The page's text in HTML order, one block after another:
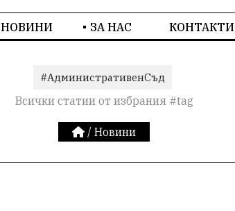
НОВИНИ ЗА НАС КОНТАКТИ
#АдминистративенСъд
Всички статии от избрания #tag
/ Новини